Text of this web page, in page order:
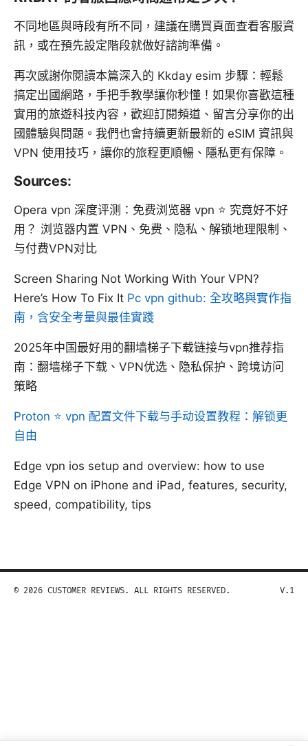
不同地區與時段有所不同，建議在購買頁面查看客服資
訊，或在預先設定階段就做好諮詢準備。
再次感謝你閱讀本篇深入的 Kkday esim 步驟：輕鬆
搞定出國網路，手把手教學讓你秒懂！如果你喜歡這種
實用的旅遊科技內容，歡迎訂閱頻道、留言分享你的出
國體驗與問題。我們也會持續更新最新的 eSIM 資訊與
VPN 使用技巧，讓你的旅程更順暢、隱私更有保障。
Sources:
Opera vpn 深度评测：免费浏览器 vpn ⭐ 究竟好不好
用？ 浏览器内置 VPN、免费、隐私、解锁地理限制、
与付费VPN对比
Screen Sharing Not Working With Your VPN?
Here’s How To Fix It Pc vpn github: 全攻略與實作指
南，含安全考量與最佳實踐
2025年中国最好用的翻墙梯子下载链接与vpn推荐指
南：翻墙梯子下载、VPN优选、隐私保护、跨境访问
策略
Proton ⭐ vpn 配置文件下载与手动设置教程：解锁更
自由
Edge vpn ios setup and overview: how to use
Edge VPN on iPhone and iPad, features, security,
speed, compatibility, tips
© 2026 CUSTOMER REVIEWS. ALL RIGHTS RESERVED. V.1